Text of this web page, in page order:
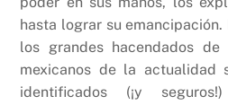
hasta lograr su
los grandes hacendados de
mexicanos de la actualidad
identificados (¡y